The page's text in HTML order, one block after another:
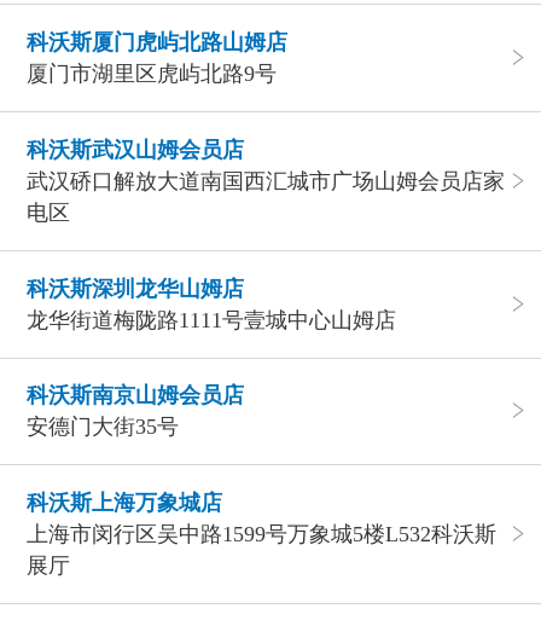
科沃斯厦门虎屿北路山姆店
厦门市湖里区虎屿北路9号
科沃斯武汉山姆会员店
武汉硚口解放大道南国西汇城市广场山姆会员店家
电区
科沃斯深圳龙华山姆店
龙华街道梅陇路1111号壹城中心山姆店
科沃斯南京山姆会员店
安德门大街35号
科沃斯上海万象城店
上海市闵行区吴中路1599号万象城5楼L532科沃斯
展厅